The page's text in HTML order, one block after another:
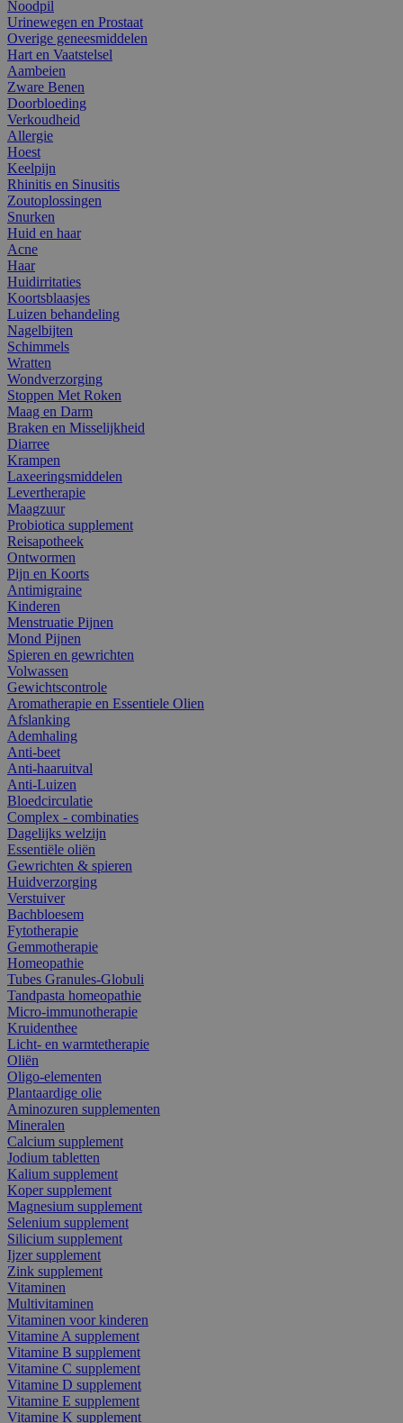
Noodpil
Urinewegen en Prostaat
Overige geneesmiddelen
Hart en Vaatstelsel
Aambeien
Zware Benen
Doorbloeding
Verkoudheid
Allergie
Hoest
Keelpijn
Rhinitis en Sinusitis
Zoutoplossingen
Snurken
Huid en haar
Acne
Haar
Huidirritaties
Koortsblaasjes
Luizen behandeling
Nagelbijten
Schimmels
Wratten
Wondverzorging
Stoppen Met Roken
Maag en Darm
Braken en Misselijkheid
Diarree
Krampen
Laxeeringsmiddelen
Levertherapie
Maagzuur
Probiotica supplement
Reisapotheek
Ontwormen
Pijn en Koorts
Antimigraine
Kinderen
Menstruatie Pijnen
Mond Pijnen
Spieren en gewrichten
Volwassen
Gewichtscontrole
Aromatherapie en Essentiele Olien
Afslanking
Ademhaling
Anti-beet
Anti-haaruitval
Anti-Luizen
Bloedcirculatie
Complex - combinaties
Dagelijks welzijn
Essentiële oliën
Gewrichten & spieren
Huidverzorging
Verstuiver
Bachbloesem
Fytotherapie
Gemmotherapie
Homeopathie
Tubes Granules-Globuli
Tandpasta homeopathie
Micro-immunotherapie
Kruidenthee
Licht- en warmtetherapie
Oliën
Oligo-elementen
Plantaardige olie
Aminozuren supplementen
Mineralen
Calcium supplement
Jodium tabletten
Kalium supplement
Koper supplement
Magnesium supplement
Selenium supplement
Silicium supplement
Ijzer supplement
Zink supplement
Vitaminen
Multivitaminen
Vitaminen voor kinderen
Vitamine A supplement
Vitamine B supplement
Vitamine C supplement
Vitamine D supplement
Vitamine E supplement
Vitamine K supplement